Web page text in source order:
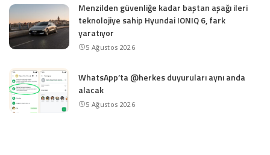
Menzilden güvenliğe kadar baştan aşağı ileri
teknolojiye sahip Hyundai IONIQ 6, fark
yaratıyor
5 Ağustos 2026
WhatsApp’ta @herkes duyuruları aynı anda
alacak
5 Ağustos 2026